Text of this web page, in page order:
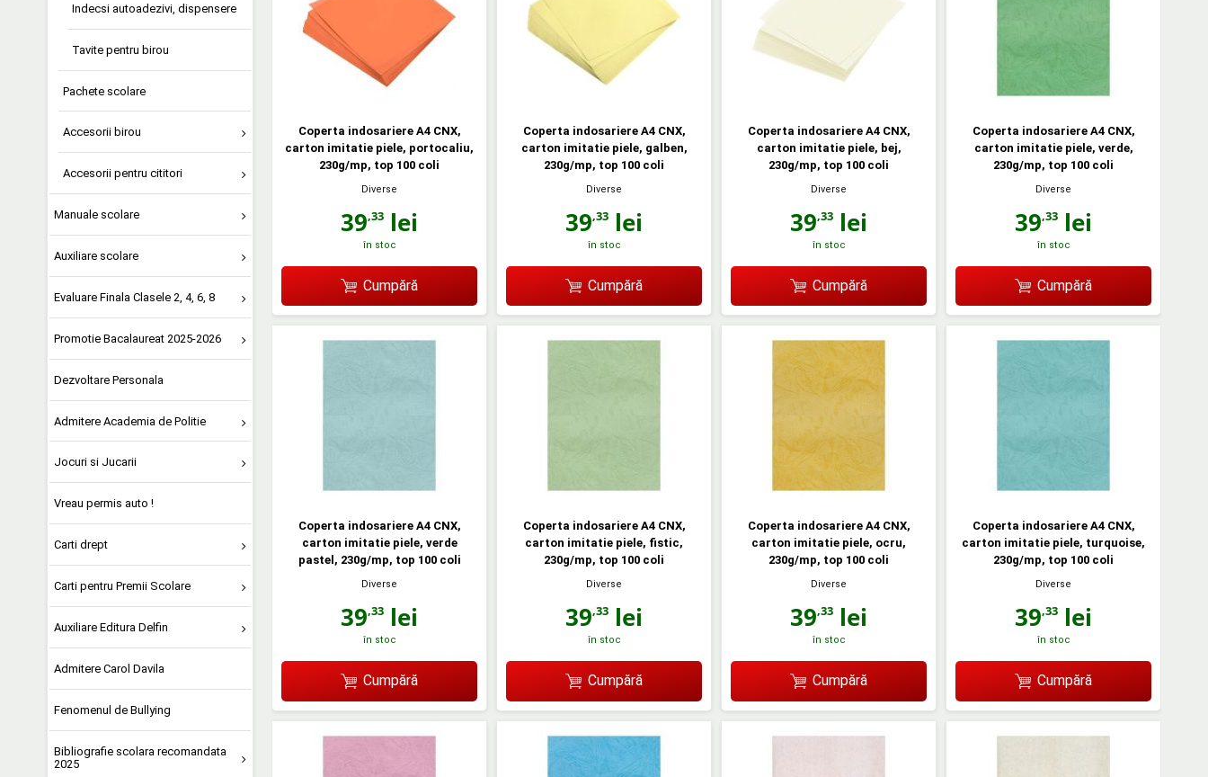
Indecsi autoadezivi, dispensere
Tavite pentru birou
Pachete scolare
Accesorii birou
Accesorii pentru cititori
Manuale scolare
Auxiliare scolare
Evaluare Finala Clasele 2, 4, 6, 8
Promotie Bacalaureat 2025-2026
Dezvoltare Personala
Admitere Academia de Politie
Jocuri si Jucarii
Vreau permis auto !
Carti drept
Carti pentru Premii Scolare
Auxiliare Editura Delfin
Admitere Carol Davila
Fenomenul de Bullying
Bibliografie scolara recomandata
2025
Coperta indosariere A4 CNX,
carton imitatie piele, portocaliu,
230g/mp, top 100 coli
Diverse
39,33 lei
în stoc
Cumpără
Coperta indosariere A4 CNX,
carton imitatie piele, galben,
230g/mp, top 100 coli
Diverse
39,33 lei
în stoc
Cumpără
Coperta indosariere A4 CNX,
carton imitatie piele, bej,
230g/mp, top 100 coli
Diverse
39,33 lei
în stoc
Cumpără
Coperta indosariere A4 CNX,
carton imitatie piele, verde,
230g/mp, top 100 coli
Diverse
39,33 lei
în stoc
Cumpără
Coperta indosariere A4 CNX,
carton imitatie piele, verde
pastel, 230g/mp, top 100 coli
Diverse
39,33 lei
în stoc
Cumpără
Coperta indosariere A4 CNX,
carton imitatie piele, fistic,
230g/mp, top 100 coli
Diverse
39,33 lei
în stoc
Cumpără
Coperta indosariere A4 CNX,
carton imitatie piele, ocru,
230g/mp, top 100 coli
Diverse
39,33 lei
în stoc
Cumpără
Coperta indosariere A4 CNX,
carton imitatie piele, turquoise,
230g/mp, top 100 coli
Diverse
39,33 lei
în stoc
Cumpără